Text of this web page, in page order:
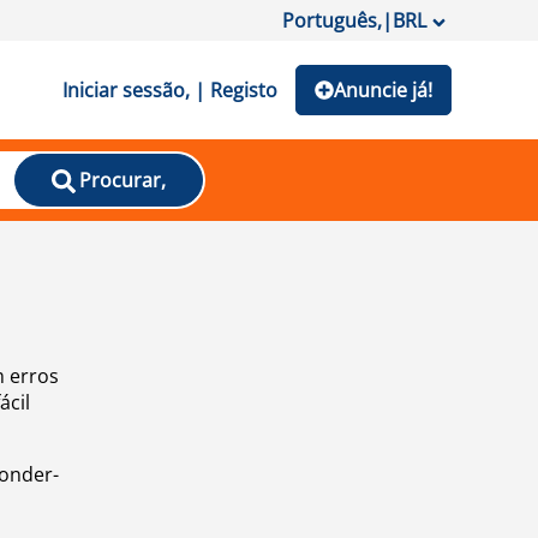
Português,|BRL
Iniciar sessão, | Registo Anuncie já!
Procurar,
erros